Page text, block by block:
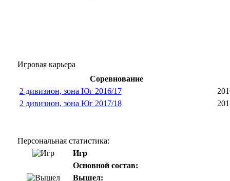
Игровая карьера
Соревнование
2 дивизион, зона Юг 2016/17
2 дивизион, зона Юг 2017/18
Персональная статистика:
Игр
Основной состав:
Вышел: